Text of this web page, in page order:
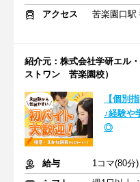
アクセス
苦楽園口駅
紹介元：株式会社学研エル
ストワン 苦楽園校）
【個別
♪経験や
◎
給与
1コマ(80